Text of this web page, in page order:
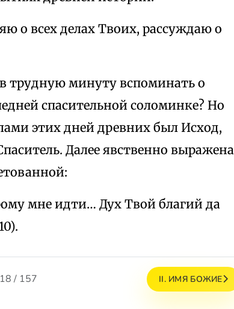
о всех делах Твоих, рассуждаю о
трудную минуту вспоминать о
спасительной соломинке? Но
этих дней древних был Исход,
Далее явственно выражена
мне идти… Дух Твой благий да
18 / 157 II. ИМЯ БОЖИЕ